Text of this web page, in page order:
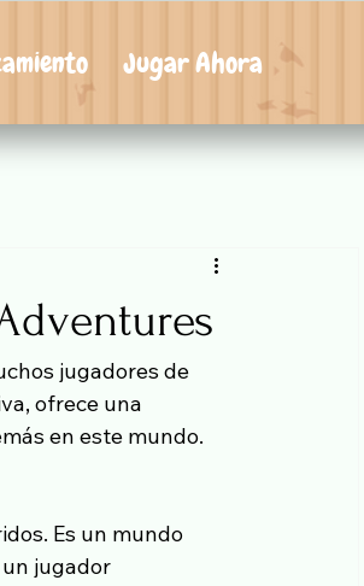
Jugar Ahora
jugadores de
ofrece una
en este mundo.
Es un mundo
jugador